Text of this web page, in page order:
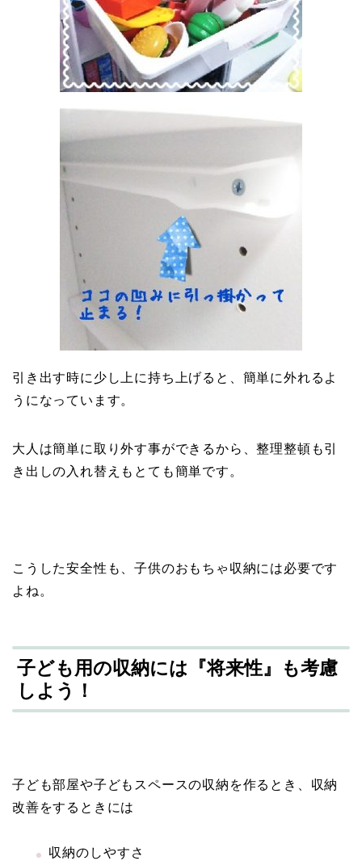
引き出す時に少し上に持ち上げると、簡単に外れるよ
うになっています。
大人は簡単に取り外す事ができるから、整理整頓も引
き出しの入れ替えもとても簡単です。
こうした安全性も、子供のおもちゃ収納には必要です
よね。
子ども用の収納には『将来性』も考慮
しよう！
子ども部屋や子どもスペースの収納を作るとき、収納
改善をするときには
収納のしやすさ